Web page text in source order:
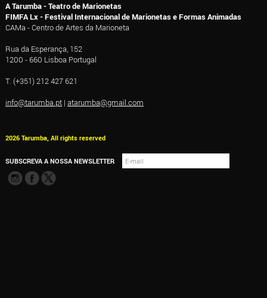
A Tarumba - Teatro de Marionetas
FIMFA Lx - Festival Internacional de Marionetas e Formas Animadas
CAMa - Centro de Artes da Marioneta
Rua da Esperança, 152
1200 - 660 Lisboa Portugal
T. (+351) 212 427 621
info@tarumba.pt| atarumba@gmail.com
2026 Tarumba, All rights reserved
SUBSCREVA A NOSSA NEWSLETTER